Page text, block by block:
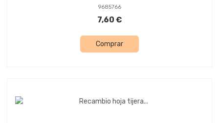
9685766
7,60 €
Comprar